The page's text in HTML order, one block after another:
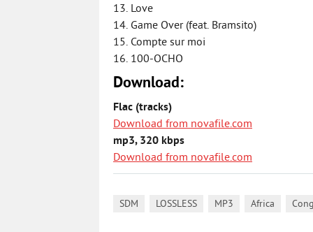
13. Love
14. Game Over (feat. Bramsito)
15. Compte sur moi
16. 100-OCHO
Download:
Flac (tracks)
Download from novafile.com
mp3, 320 kbps
Download from novafile.com
SDM LOSSLESS MP3 Africa